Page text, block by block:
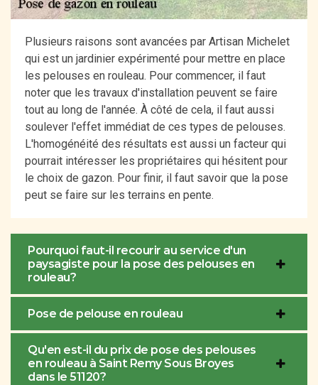
Plusieurs raisons sont avancées par Artisan Michelet
qui est un jardinier expérimenté pour mettre en place
les pelouses en rouleau. Pour commencer, il faut
noter que les travaux d'installation peuvent se faire
tout au long de l'année. À côté de cela, il faut aussi
soulever l'effet immédiat de ces types de pelouses.
L'homogénéité des résultats est aussi un facteur qui
pourrait intéresser les propriétaires qui hésitent pour
le choix de gazon. Pour finir, il faut savoir que la pose
peut se faire sur les terrains en pente.
Pourquoi faut-il recourir au service d'un
paysagiste pour la pose des pelouses en
rouleau?
Pose de pelouse en rouleau
Qu'en est-il du prix de pose des pelouses
en rouleau à Saint Remy Sous Broyes
dans le 51120?